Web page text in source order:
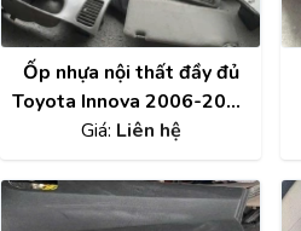
Ốp nhựa nội thất đầy đủ
Toyota Innova 2006-2016
Tháo Xe
Giá: Liên hệ